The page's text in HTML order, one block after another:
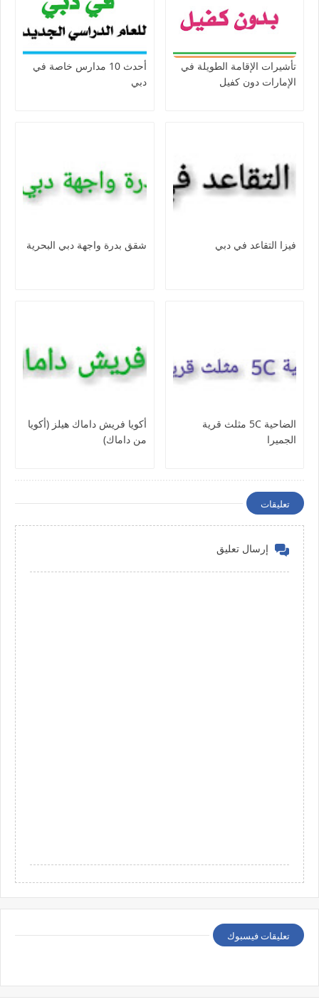
تأشيرات الإقامة الطويلة في
الإمارات دون كفيل
أحدث 10 مدارس خاصة في
دبي
فيزا التقاعد في دبي شقق بدرة واجهة دبي البحرية
الضاحية 5C مثلث قرية
الجميرا
أكويا فريش داماك هيلز (أكويا
من داماك)
تعليقات
إرسال تعليق
تعليقات فيسبوك